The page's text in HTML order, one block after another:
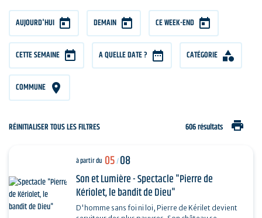
AUJOURD'HUI DEMAIN CE WEEK-END
CETTE SEMAINE A QUELLE DATE ? CATÉGORIE
COMMUNE
RÉINITIALISER TOUS LES FILTRES 606 résultats print
à partir du 05/08
Son et Lumière - Spectacle "Pierre de
Kériolet, le bandit de Dieu"
D'homme sans foi ni loi, Pierre de Kérilet devient